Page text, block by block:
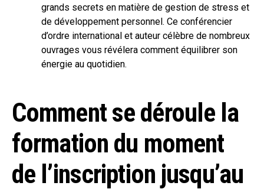
grands secrets en matière de gestion de stress et
de développement personnel. Ce conférencier
d’ordre international et auteur célèbre de nombreux
ouvrages vous révélera comment équilibrer son
énergie au quotidien.
Comment se déroule la
formation du moment
de l’inscription jusqu’au